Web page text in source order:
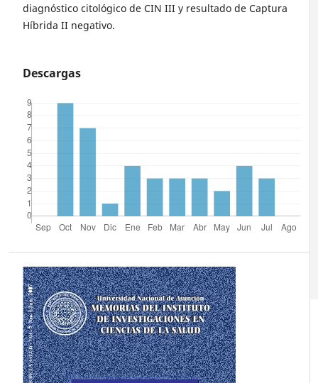
diagnóstico citológico de CIN III y resultado de Captura
Híbrida II negativo.
Descargas